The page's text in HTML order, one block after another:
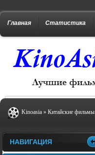
Главная Статистика
Kinoasia » Китайские фильмы
НАВИГАЦИЯ